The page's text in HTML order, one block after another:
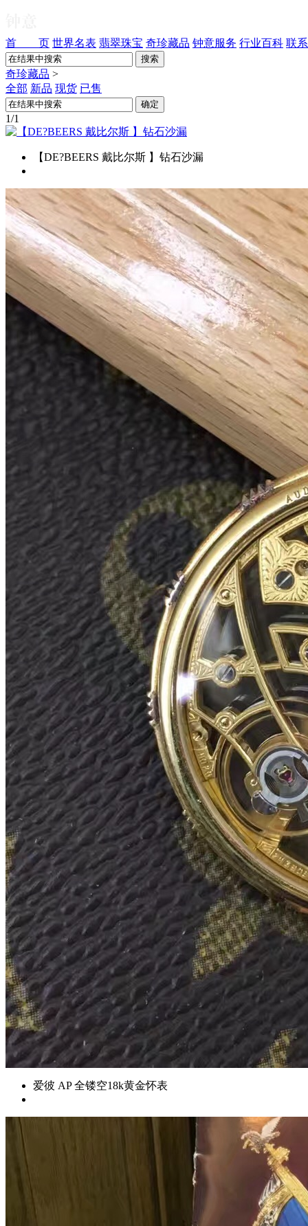
首 页 世界名表 翡翠珠宝 奇珍藏品 钟意服务 行业百科 联
奇珍藏品 >
全部 新品 现货 已售
1/1
【DE?BEERS 戴比尔斯 】钻石沙漏
爱彼 AP 全镂空18k黄金怀表